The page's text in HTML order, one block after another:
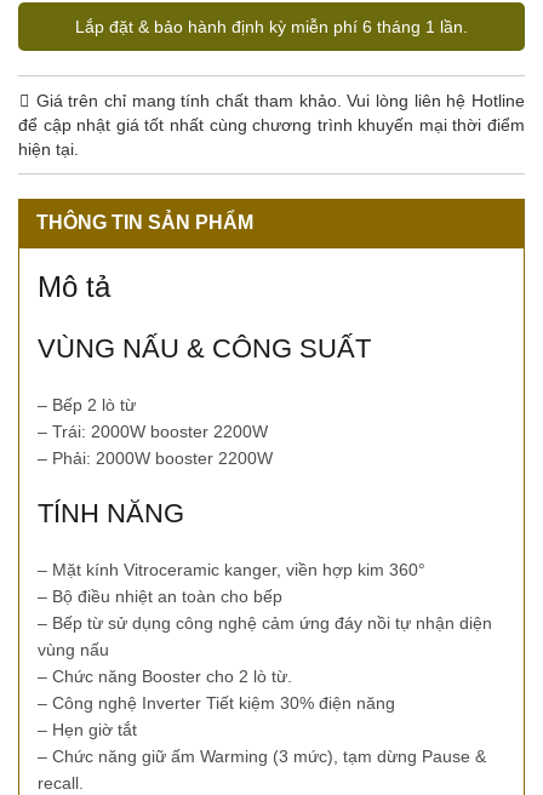
Lắp đặt & bảo hành định kỳ miễn phí 6 tháng 1 lần.
Giá trên chỉ mang tính chất tham khảo. Vui lòng liên hệ Hotline
để cập nhật giá tốt nhất cùng chương trình khuyến mại thời điểm
hiện tại.
THÔNG TIN SẢN PHẨM
Mô tả
VÙNG NẤU & CÔNG SUẤT
– Bếp 2 lò từ
– Trái: 2000W booster 2200W
– Phải: 2000W booster 2200W
TÍNH NĂNG
– Mặt kính Vitroceramic kanger, viền hợp kim 360°
– Bộ điều nhiệt an toàn cho bếp
– Bếp từ sử dụng công nghệ cảm ứng đáy nồi tự nhận diện
vùng nấu
– Chức năng Booster cho 2 lò từ.
– Công nghệ Inverter Tiết kiệm 30% điện năng
– Hẹn giờ tắt
– Chức năng giữ ấm Warming (3 mức), tạm dừng Pause &
recall.